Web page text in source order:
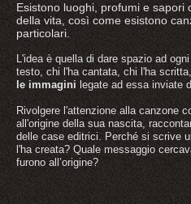
Esistono luoghi, profumi e sapori
della vita, così come esistono
particolari.
L'idea è quella di dare spazio ad
testo, chi l'ha cantata, chi l'ha
le immagini legate ad essa inviate
Rivolgere l'attenzione alla canzone
all'origine della sua nascita,
delle case editrici. Perché si scrive
l'ha creata? Quale messaggio
furono all’origine?